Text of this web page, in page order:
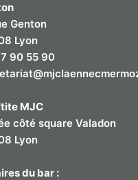
Genton
Lyon
90 55 90
MJC
côté square Valadon
Lyon
du bar :